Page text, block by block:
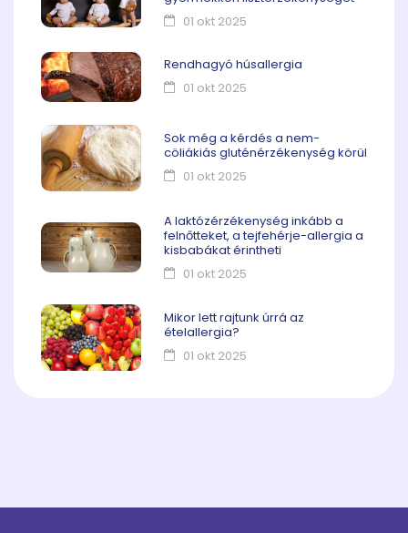
01 okt 2025
Rendhagyó húsallergia
01 okt 2025
Sok még a kérdés a nem-
cöliákiás gluténérzékenység körül
01 okt 2025
A laktózérzékenység inkább a
felnőtteket, a tejfehérje-allergia a
kisbabákat érintheti
01 okt 2025
Mikor lett rajtunk úrrá az
ételallergia?
01 okt 2025